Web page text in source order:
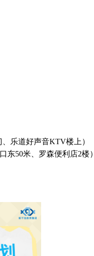
乐道好声音KTV楼上）
东50米、罗森便利店2楼）